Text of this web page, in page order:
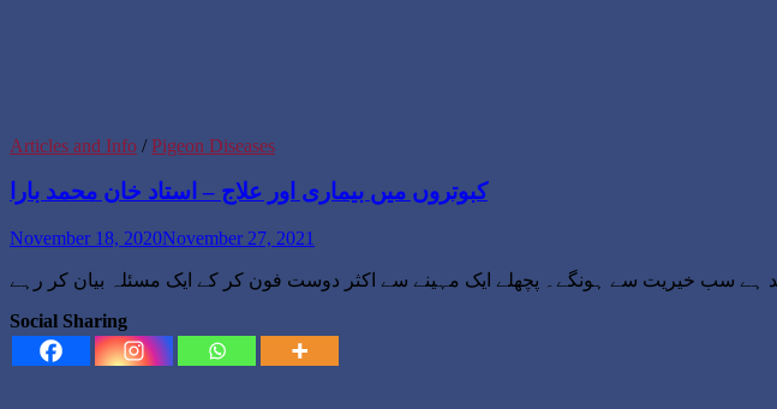
Articles and Info / Pigeon Diseases
کبوتروں میں بیماری اور علاج – استاد خان محمد بارا
November 18, 2020November 27, 2021
Social Sharing